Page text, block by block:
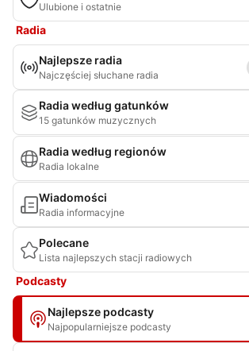
Ulubione i ostatnie
Radia
Najlepsze radia
Najczęściej słuchane radia
Radia według gatunków
15 gatunków muzycznych
Radia według regionów
Radia lokalne
Wiadomości
Radia informacyjne
Polecane
Lista najlepszych stacji radiowych
Podcasty
Najlepsze podcasty
Najpopularniejsze podcasty